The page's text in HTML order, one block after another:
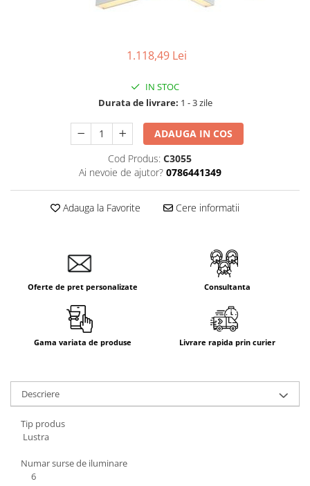
1.118,49 Lei
IN STOC
Durata de livrare: 1 - 3 zile
ADAUGA IN COS
Cod Produs: C3055
Ai nevoie de ajutor? 0786441349
Adauga la Favorite Cere informatii
Oferte de pret personalizate Consultanta
Gama variata de produse Livrare rapida prin curier
Descriere
Tip produs
Lustra
Numar surse de iluminare
6